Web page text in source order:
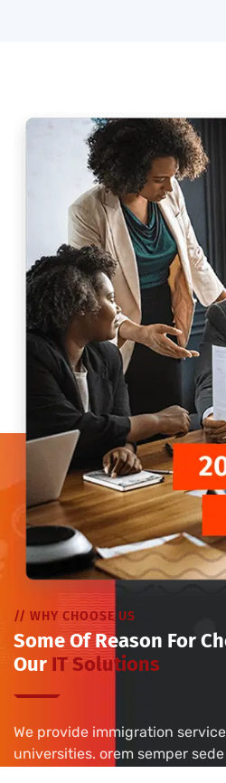
// WHY CHOOSE US
Some Of Reason For
Our IT Solutions
We provide immigration
universities. orem semper